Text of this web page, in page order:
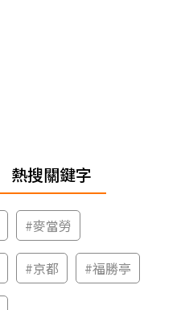
熱搜關鍵字
#麥當勞
#京都 #福勝亭